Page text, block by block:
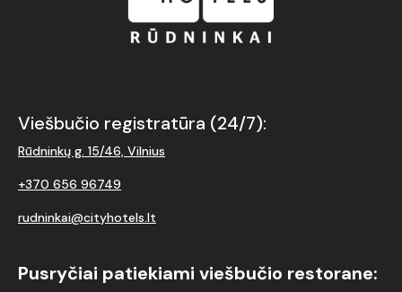
Viešbučio registratūra (24/7):
Rūdninkų g. 15/46, Vilnius
+370 656 96749
rudninkai@cityhotels.lt
Pusryčiai patiekiami viešbučio restorane: